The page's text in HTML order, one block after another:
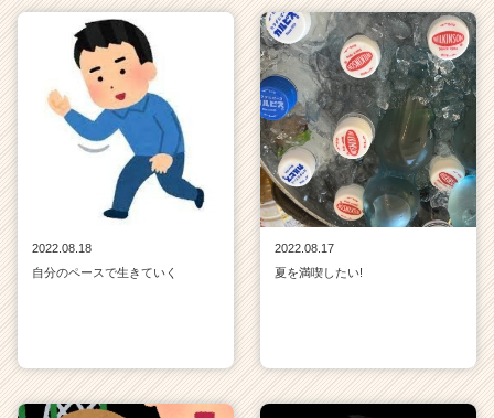
2022.08.18
自分のペースで生きていく
2022.08.17
夏を満喫したい!